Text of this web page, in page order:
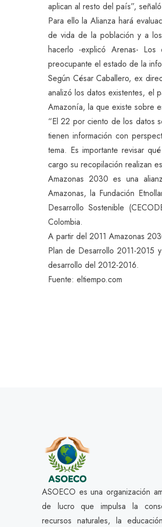
aplican al resto del país”,
Para ello la Alianza hará
de vida de la población y a
hacerlo -explicó Arenas-
preocupante el estado de la
Según César Caballero, ex
analizó los datos existentes, el
Amazonía, la que existe sobre
“El 22 por ciento de los datos
tienen información con
tema. Es importante revisar
cargo su recopilación realizan
Amazonas 2030 es una
Amazonas, la Fundación
Desarrollo Sostenible
Colombia.
A partir del 2011 Amazonas
Plan de Desarrollo 2011-2015
desarrollo del 2012-2016.
Fuente: eltiempo.com
ASOECO es una organización
de lucro que impulsa la
recursos naturales, la